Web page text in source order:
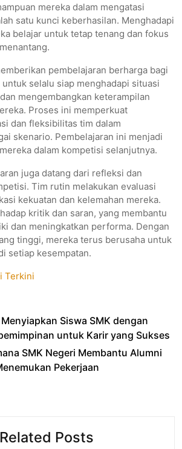
mereka dalam mengatasi
satu kunci keberhasilan. Menghadapi
belajar untuk tetap tenang dan fokus
pembelajaran berharga bagi
selalu siap menghadapi situasi
mengembangkan keterampilan
Proses ini memperkuat
dan fleksibilitas tim dalam
skenario. Pembelajaran ini menjadi
dalam kompetisi selanjutnya.
juga datang dari refleksi dan
Tim rutin melakukan evaluasi
kekuatan dan kelemahan mereka.
kritik dan saran, yang membantu
dan meningkatkan performa. Dengan
tinggi, mereka terus berusaha untuk
setiap kesempatan.
Terkini
Menyiapkan Siswa SMK dengan
untuk Karir yang Sukses
SMK Negeri Membantu Alumni
Pekerjaan
Related Posts